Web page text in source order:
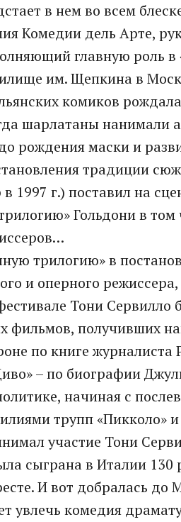
в нем во всем
Комедии дель Арте,
главную роль
им. Щепкина в
комиков
шарлатаны нанимали
рождения маски и
традиции
1997 г.) поставил на
Гольдони в том
трилогию» в
и оперного
Тони Сервилло
фильмов, получивших
по книге
– по биографии
начиная с
трупп «Пикколо»
участие Тони
сыграна в Италии 130
И вот добралась до
увлечь комедия